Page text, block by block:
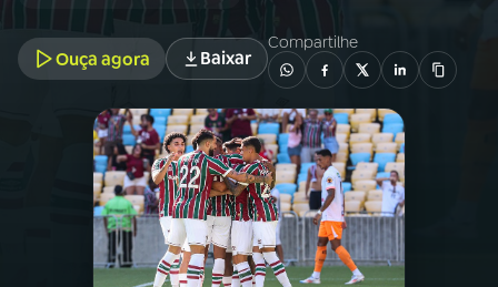
PROGRAMAS
PODCASTS
Ouça agora Baixar
Compartilhe